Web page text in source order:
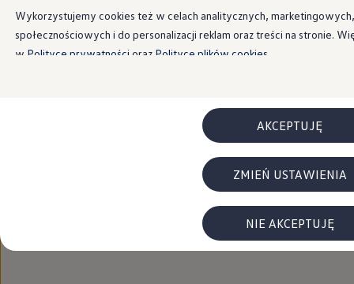
Korzyści i koszty
Koszty utrzymania
Leasing
Najem
Baterie wysokonapięciowe aut elektrycznych
Wyświetlacz head-up z rozszerzoną
System hamowania i odzyskiwanie energii
ID. Sound – poznaj wyjątkowy dźwięk
Strategia Way to Zero
Pozyskiwanie surowców przez recykling
BlueMotion Technologies
WLTP – zużycie paliwa i emisja CO₂
Kup teraz
Wykorzystujemy cookies też w celach analitycznych, marketingowych,
społecznościowych i do personalizacji reklam oraz treści na stronie.
w Polityce prywatności oraz Polityce plików cookies.
AKCEPTUJĘ
NIE AKCEPTUJĘ
ZMIEŃ USTAWIENIA